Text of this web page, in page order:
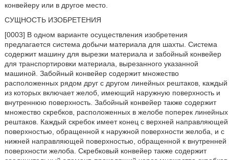
конвейеру или в другое место.
СУЩНОСТЬ ИЗОБРЕТЕНИЯ
[0003] В одном варианте осуществления изобретения
предлагается система добычи материала для шахты. Система
содержит машину для вырезки материала и забойный конвейер
для транспортировки материала, вырезанного указанной
машиной. Забойный конвейер содержит множество
расположенных рядом друг с другом линейных рештаков, каждый
из которых включает желоб, имеющий наружную поверхность и
внутреннюю поверхность. Забойный конвейер также содержит
множество скребков, расположенных в желобе поперек линейных
рештаков. Каждый скребок имеет конец с верхней направляющей
поверхностью, обращенной к наружной поверхности желоба, и с
нижней направляющей поверхностью, обращенной к внутренней
поверхности желоба. Скребковый конвейер также содержит